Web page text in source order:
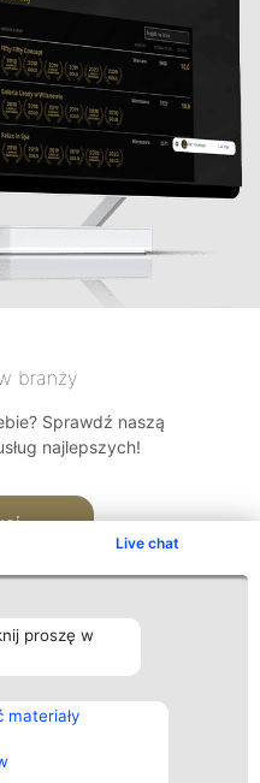
Live chat
proszę w
branży
Sprawdź naszą
najlepszych!
Kontakt
Kontakt